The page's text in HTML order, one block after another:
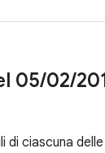
05/02/
ciascuna